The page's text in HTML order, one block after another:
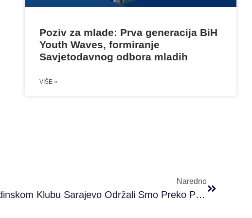
Poziv za mlade: Prva generacija BiH
Youth Waves, formiranje
Savjetodavnog odbora mladih
VIŠE »
Naredno
U #PRONI Omladinskom Klubu Sarajevo Održali Smo Preko Platforme Zoom Online Radionicu Bonjour France